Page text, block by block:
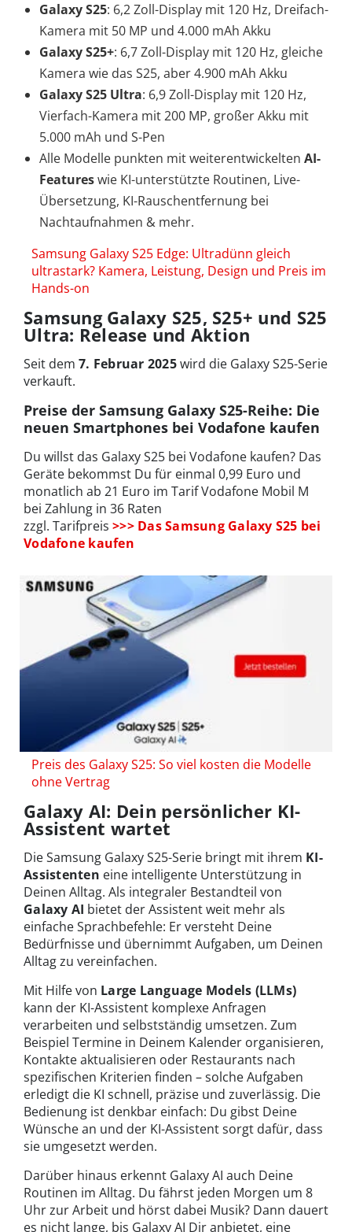
Galaxy S25: 6,2 Zoll-Display mit 120 Hz, Dreifach-
Kamera mit 50 MP und 4.000 mAh Akku
Galaxy S25+: 6,7 Zoll-Display mit 120 Hz, gleiche
Kamera wie das S25, aber 4.900 mAh Akku
Galaxy S25 Ultra: 6,9 Zoll-Display mit 120 Hz,
Vierfach-Kamera mit 200 MP, großer Akku mit
5.000 mAh und S-Pen
Alle Modelle punkten mit weiterentwickelten AI-
Featureswie KI-unterstützte Routinen, Live-
Übersetzung, KI-Rauschentfernung bei
Nachtaufnahmen & mehr.
Samsung Galaxy S25 Edge: Ultradünn gleich
ultrastark? Kamera, Leistung, Design und Preis im
Hands-on
Samsung Galaxy S25, S25+ und S25
Ultra: Release und Aktion
Seit dem 7. Februar 2025wird die Galaxy S25-Serie
verkauft.
Preise der Samsung Galaxy S25-Reihe: Die
neuen Smartphones bei Vodafone kaufen
Du willst das Galaxy S25 bei Vodafone kaufen? Das
Geräte bekommst Du für einmal 0,99 Euro und
monatlich ab 21 Euro im Tarif Vodafone Mobil M
bei Zahlung in 36 Raten
zzgl. Tarifpreis >>> Das Samsung Galaxy S25 bei
Vodafone kaufen
Preis des Galaxy S25: So viel kosten die Modelle
ohne Vertrag
Galaxy AI: Dein persönlicher KI-
Assistent wartet
Die Samsung Galaxy S25-Serie bringt mit ihrem KI-
Assistenten eine intelligente Unterstützung in
Deinen Alltag. Als integraler Bestandteil von
Galaxy AI bietet der Assistent weit mehr als
einfache Sprachbefehle: Er versteht Deine
Bedürfnisse und übernimmt Aufgaben, um Deinen
Alltag zu vereinfachen.
Mit Hilfe von Large Language Models (LLMs)
kann der KI-Assistent komplexe Anfragen
verarbeiten und selbstständig umsetzen. Zum
Beispiel Termine in Deinem Kalender organisieren,
Kontakte aktualisieren oder Restaurants nach
spezifischen Kriterien finden – solche Aufgaben
erledigt die KI schnell, präzise und zuverlässig. Die
Bedienung ist denkbar einfach: Du gibst Deine
Wünsche an und der KI-Assistent sorgt dafür, dass
sie umgesetzt werden.
Darüber hinaus erkennt Galaxy AI auch Deine
Routinen im Alltag. Du fährst jeden Morgen um 8
Uhr zur Arbeit und hörst dabei Musik? Dann dauert
es nicht lange, bis Galaxy AI Dir anbietet, eine